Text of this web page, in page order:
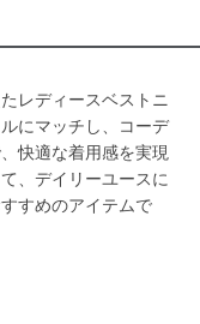
レディースベストニ
にマッチし、コーデ
快適な着用感を実現
、デイリーユースに
すめのアイテムで